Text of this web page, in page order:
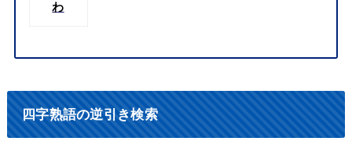
わ
四字熟語の逆引き検索